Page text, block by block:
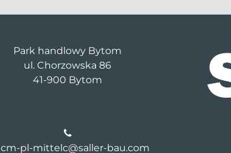
Park handlowy Bytom
ul. Chorzowska 86
41-900 Bytom
cm-pl-mittelc@saller-bau.com